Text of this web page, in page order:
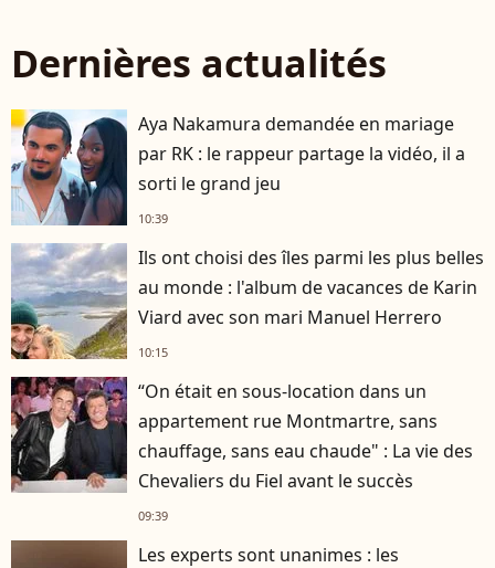
Dernières actualités
Aya Nakamura demandée en mariage
par RK : le rappeur partage la vidéo, il a
sorti le grand jeu
10:39
Ils ont choisi des îles parmi les plus belles
au monde : l'album de vacances de Karin
Viard avec son mari Manuel Herrero
10:15
“On était en sous-location dans un
appartement rue Montmartre, sans
chauffage, sans eau chaude" : La vie des
Chevaliers du Fiel avant le succès
09:39
Les experts sont unanimes : les